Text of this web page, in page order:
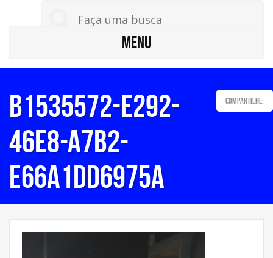
MENU
b1535572-e292-
46e8-a7b2-
e66a1dd6975a
Compartilhe: